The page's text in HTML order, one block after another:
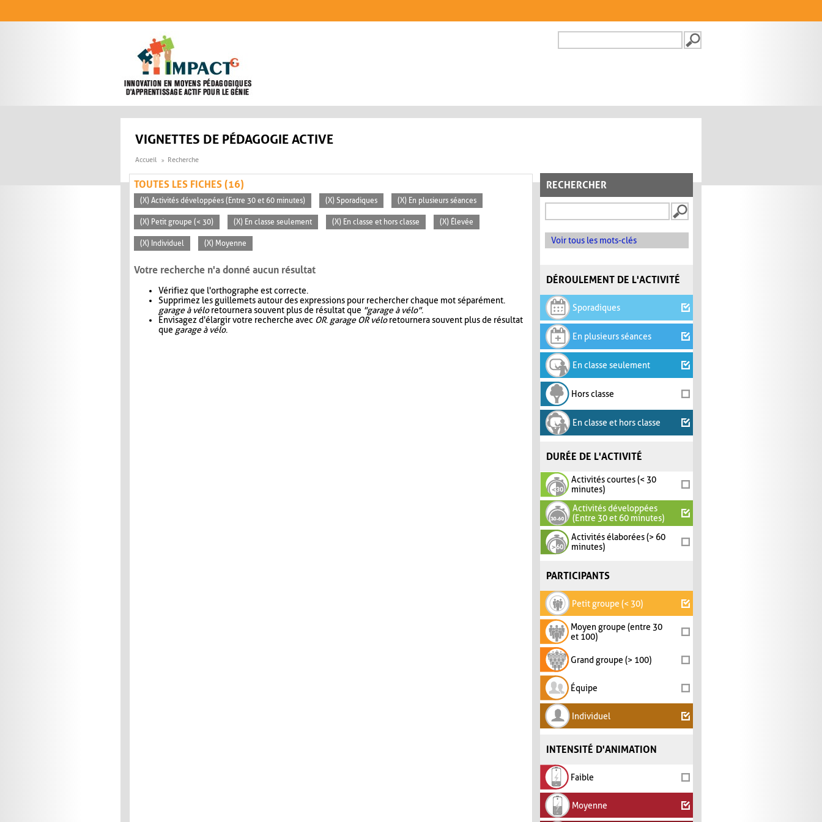
FORMULAIRE DE
VIGNETTES DE PÉDAGOGIE ACTIVE
Accueil Recherche
RECHERCHER
Voir tous les mots-clés
DÉROULEMENT DE L'ACTIVITÉ
Sporadiques
En plusieurs séances
En classe seulement
Hors classe
En classe et hors classe
DURÉE DE L'ACTIVITÉ
Activités courtes (< 30
minutes)
Activités développées
(Entre 30 et 60 minutes)
Activités élaborées (> 60
minutes)
PARTICIPANTS
Petit groupe (< 30)
Moyen groupe (entre 30
et 100)
Grand groupe (> 100)
Équipe
Individuel
INTENSITÉ D'ANIMATION
Faible
Moyenne
TOUTES LES FICHES (16)
(X) Activités développées (Entre 30 et 60 minutes) (X) Sporadiques (X) En plusieurs séances
(X) Petit groupe (< 30) (X) En classe seulement (X) En classe et hors classe (X) Élevée
(X) Individuel (X) Moyenne
Votre recherche n'a donné aucun résultat
Vérifiez que l'orthographe est correcte.
Supprimez les guillemets autour des expressions pour rechercher chaque mot séparément.
garage à véloretournera souvent plus de résultat que "garage à vélo".
Envisagez d'élargir votre recherche avec OR. garage OR véloretournera souvent plus de résultat
que garage à vélo.